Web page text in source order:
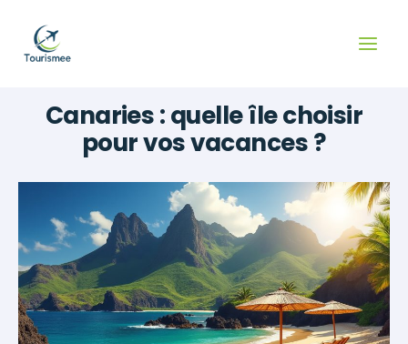
contenu
Canaries : quelle île choisir
pour vos vacances ?